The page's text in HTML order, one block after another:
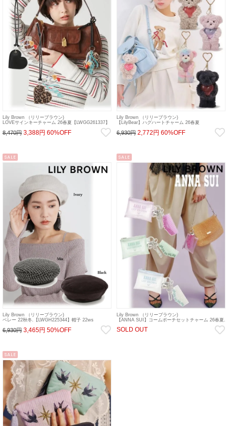
Lily Brown （リリーブラウン)
LOVEサインキーチャーム 26春夏【LWGG261337】
8,470円 3,388円 60%OFF
Lily Brown （リリーブラウン)
【LilyBear】ハグハートチャーム 26春夏
6,930円 2,772円 60%OFF
SALE
Lily Brown （リリーブラウン)
ベレー 22秋冬.【LWGH225344】帽子 22ws
6,930円 3,465円 50%OFF
SALE
Lily Brown （リリーブラウン)
【ANNA SUI】コームポーチセットチャーム 26春夏.
SOLD OUT
SALE